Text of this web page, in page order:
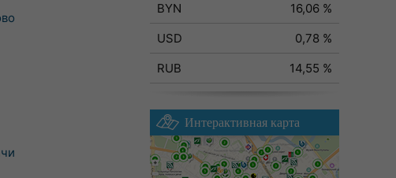
BYN
16,06 %
USD
0,78 %
RUB
14,55 %
Интерактивная карта